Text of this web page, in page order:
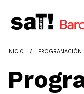
INICIO PROGRAMACIÓN